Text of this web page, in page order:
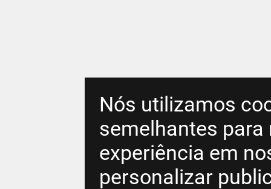
Nós utilizamos
semelhantes para
experiência em
personalizar